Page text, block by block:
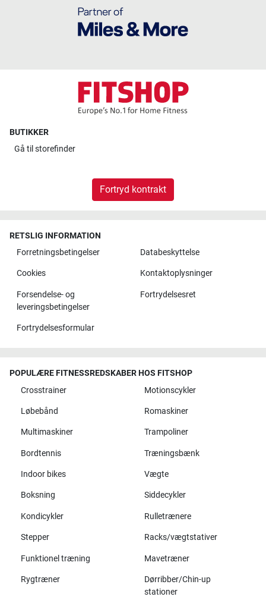
BUTIKKER
Gå til storefinder
Fortryd kontrakt
RETSLIG INFORMATION
Forretningsbetingelser
Databeskyttelse
Cookies Kontaktoplysninger
Forsendelse- og
leveringsbetingelser
Fortrydelsesret
Fortrydelsesformular
POPULÆRE FITNESSREDSKABER HOS FITSHOP
Crosstrainer
Motionscykler
Løbebånd Romaskiner
Multimaskiner Trampoliner
Bordtennis Træningsbænk
Indoor bikes Vægte
Boksning Siddecykler
Kondicykler Rulletrænere
Stepper Racks/vægtstativer
Funktionel træning Mavetræner
Rygtræner
Dørribber/Chin-up
stationer